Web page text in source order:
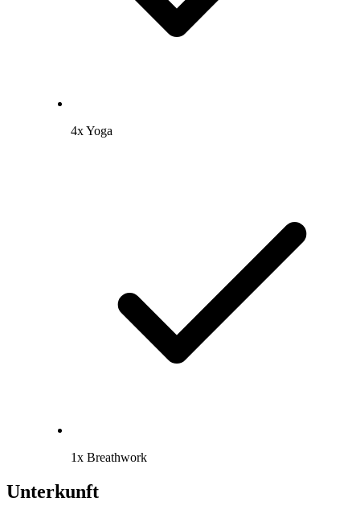
4x Yoga
1x Breathwork
Unterkunft